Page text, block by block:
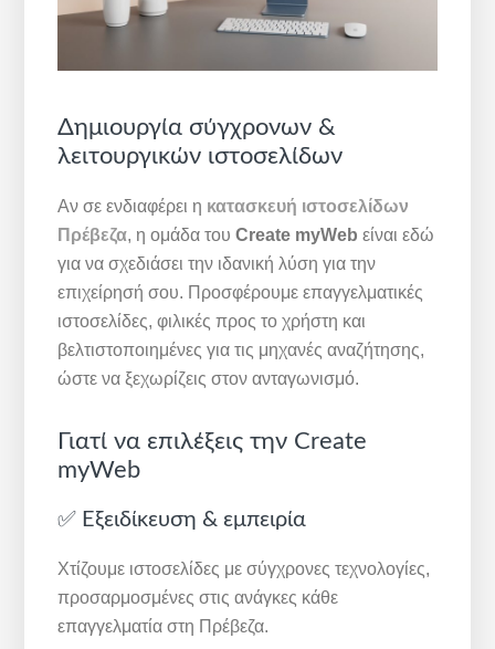
Δημιουργία σύγχρονων &
λειτουργικών ιστοσελίδων
Αν σε ενδιαφέρει η κατασκευή ιστοσελίδων
Πρέβεζα, η ομάδα τουCreate myWeb είναι εδώ
για να σχεδιάσει την ιδανική λύση για την
επιχείρησή σου. Προσφέρουμε επαγγελματικές
ιστοσελίδες, φιλικές προς το χρήστη και
βελτιστοποιημένες για τις μηχανές αναζήτησης,
ώστε να ξεχωρίζεις στον ανταγωνισμό.
Γιατί να επιλέξεις την Create
myWeb
✅ Εξειδίκευση & εμπειρία
Χτίζουμε ιστοσελίδες με σύγχρονες τεχνολογίες,
προσαρμοσμένες στις ανάγκες κάθε
επαγγελματία στη Πρέβεζα.